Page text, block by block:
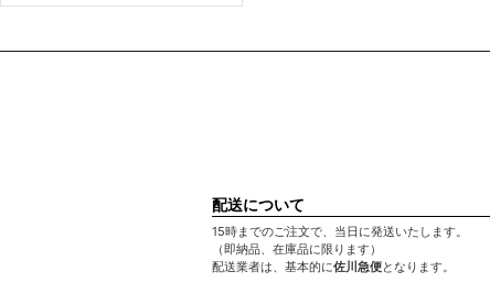
配送について
15時までのご注文で、当日に発送いたします。
（即納品、在庫品に限ります）
配送業者は、基本的に佐川急便となります。